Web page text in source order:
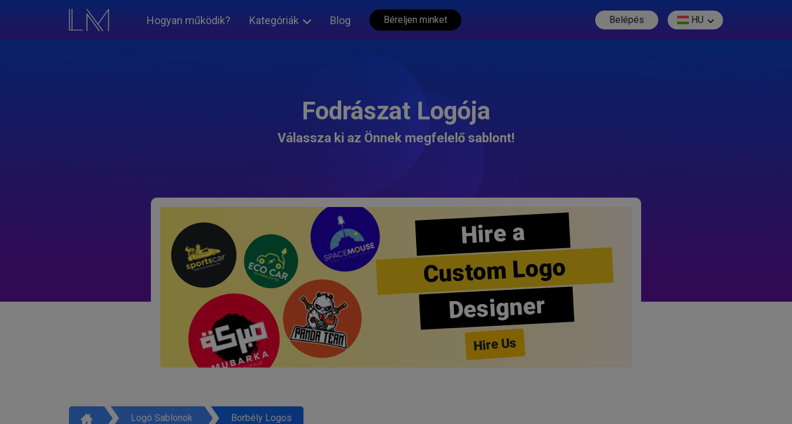
Hogyan működik? Kategóriák Blog Béreljen minket Belépés HU
Fodrászat Logója
Válassza ki az Önnek megfelelő sablont!
Hire a
Custom Logo
Designer
Hire Us
Logó Sablonok Borbély Logos